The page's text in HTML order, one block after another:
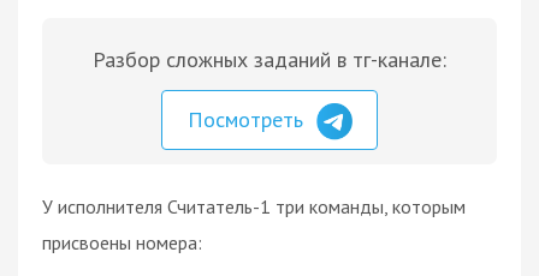
Разбор сложных заданий в тг-канале:
Посмотреть
У исполнителя Считатель-1 три команды, которым
присвоены номера: